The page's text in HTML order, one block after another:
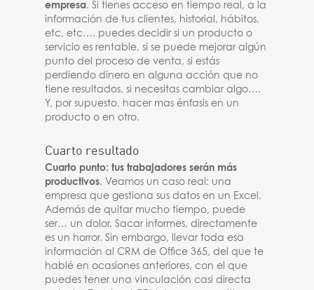
empresa. Si tienes acceso en tiempo real, a la
información de tus clientes, historial, hábitos,
etc, etc…. puedes decidir si un producto o
servicio es rentable, si se puede mejorar algún
punto del proceso de venta, si estás
perdiendo dinero en alguna acción que no
tiene resultados, si necesitas cambiar algo….
Y, por supuesto, hacer mas énfasis en un
producto o en otro.
Cuarto resultado
Cuarto punto: tus trabajadores serán más
productivos. Veamos un caso real: una
empresa que gestiona sus datos en un Excel.
Además de quitar mucho tiempo, puede
ser… un dolor. Sacar informes, directamente
es un horror. Sin embargo, llevar toda esa
información al CRM de Office 365, del que te
hablé en ocasiones anteriores, con el que
puedes tener una vinculación casi directa